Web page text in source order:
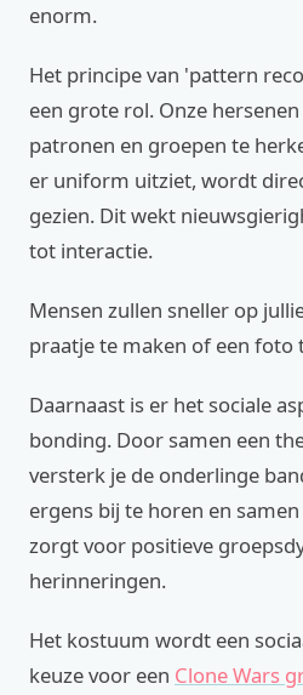
enorm.
Het principe van 'pattern
een grote rol. Onze
patronen en groepen te
er uniform uitziet, wordt
gezien. Dit wekt
tot interactie.
Mensen zullen sneller op
praatje te maken of een foto
Daarnaast is er het sociale
bonding. Door samen een
versterk je de onderlinge
ergens bij te horen en
zorgt voor positieve
herinneringen.
Het kostuum wordt een
keuze voor een Clone Wars